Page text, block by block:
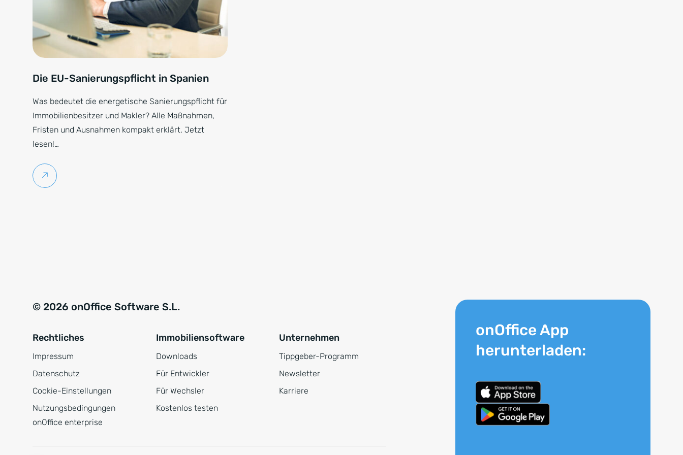
Die EU-Sanierungspflicht in Spanien
Was bedeutet die energetische Sanierungspflicht für
Immobilienbesitzer und Makler? Alle Maßnahmen,
Fristen und Ausnahmen kompakt erklärt. Jetzt
lesen!…
Weiterlesen
© 2026 onOffice Software S.L.
Rechtliches
Impressum
Datenschutz
Cookie-Einstellungen
Nutzungsbedingungen
onOffice enterprise
Immobiliensoftware
Downloads
Für Entwickler
Für Wechsler
Kostenlos testen
Unternehmen
Tippgeber-Programm
Newsletter
Karriere
onOffice App
herunterladen: